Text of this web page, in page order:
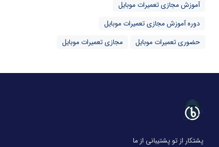
آموزش مجازی تعمیرات موبایل
دوره آموزش مجازی تعمیرات موبایل
حضوری تعمیرات موبایل
مجازی تعمیرات موبایل
پشتکار از تو پشتیبانی از ما